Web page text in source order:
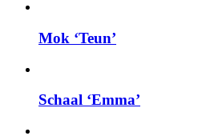
Mok ‘Teun’
Schaal ‘Emma’